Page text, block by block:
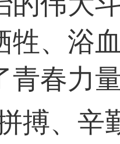
牲、浴
青春力
搏、辛